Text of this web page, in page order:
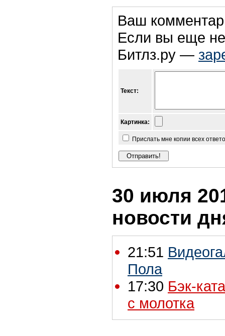
Ваш
Если вы еще не
Битлз.ру —
Текст:
Картинка:
Прислать мне копии всех
30 июля
новости
21:51
Пола
17:30 Бэк-
с молотка